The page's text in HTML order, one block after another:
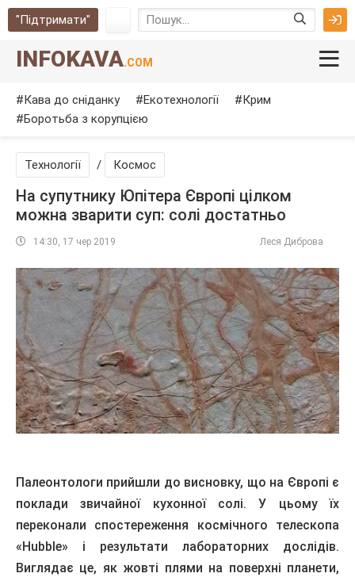
"Підтримати"
INFOKAVA.COM
Кава до сніданку Екотехнології
Крим
Боротьба з корупцією
Технології / Космос
На супутнику Юпітера Європі цілком
можна зварити суп: солі достатньо
14:30, 17 чер 2019 Леся Диброва
Палеонтологи прийшли до висновку, що на Європі є
поклади звичайної кухонної солі. У цьому їх
переконали спостереження космічного телескопа
«Hubble» і результати лабораторних дослідів.
Виглядає це, як жовті плями на поверхні планети,